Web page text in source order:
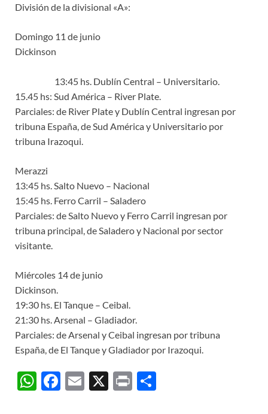
División de la divisional «A»:
Domingo 11 de junio
Dickinson
13:45 hs. Dublín Central – Universitario.
15.45 hs: Sud América – River Plate.
Parciales: de River Plate y Dublín Central ingresan por
tribuna España, de Sud América y Universitario por
tribuna Irazoqui.
Merazzi
13:45 hs. Salto Nuevo – Nacional
15:45 hs. Ferro Carril – Saladero
Parciales: de Salto Nuevo y Ferro Carril ingresan por
tribuna principal, de Saladero y Nacional por sector
visitante.
Miércoles 14 de junio
Dickinson.
19:30 hs. El Tanque – Ceibal.
21:30 hs. Arsenal – Gladiador.
Parciales: de Arsenal y Ceibal ingresan por tribuna
España, de El Tanque y Gladiador por Irazoqui.
W F
E
X
P